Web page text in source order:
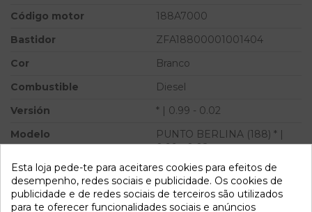
Código motor
188A7000
Bastidor
ZFA18800001001404
Cor
Branco
Combustible
Diesel
Versión
* | 0.99 - 0.02
Modelo
PUNTO BERLINA (188) * |
0.99 - 0.02
Referência 811302
Disponível a partir de: 2022-04-13
Esta loja pede-te para aceitares cookies para efeitos de
desempenho, redes sociais e publicidade. Os cookies de
publicidade e de redes sociais de terceiros são utilizados
para te oferecer funcionalidades sociais e anúncios